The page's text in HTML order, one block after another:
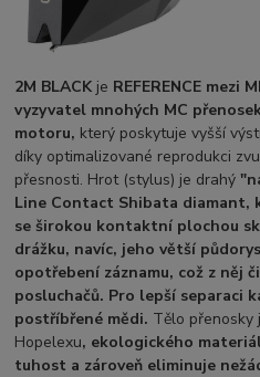
2M BLACK je REFERENCE mezi
vyzyvatel mnohých MC
motoru, který poskytuje vyšší
díky optimalizované reprodukci
přesnosti. Hrot (stylus) je drahý
Line Contact Shibata diamant,
se širokou kontaktní plochou
drážku, navíc, jeho větší
opotřebení záznamu, což z něj
posluchačů. Pro lepší separaci
postříbřené mědi. Tělo přenosky
Hopelexu, ekologického
tuhost a zároveň eliminuje